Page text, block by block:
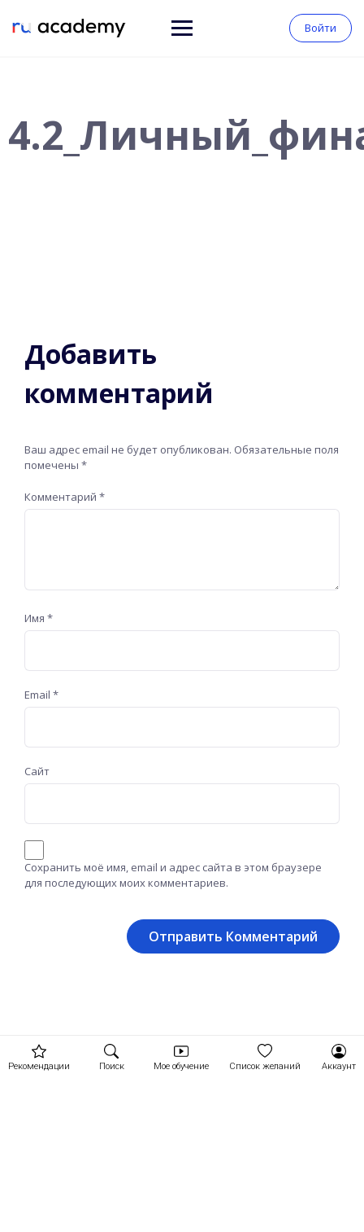
Войти
Добавить
комментарий
Ваш адрес email не будет опубликован. Обязательные поля
помечены *
Комментарий *
Имя *
Email *
Сайт
Сохранить моё имя, email и адрес сайта в этом браузере
для последующих моих комментариев.
Рекомендации Поиск Мое обучение Список желаний Аккаунт